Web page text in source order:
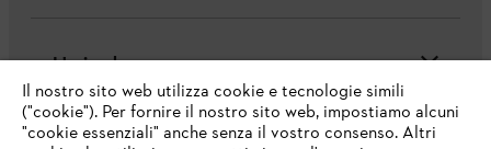
L'azienda
Il nostro sito web utilizza cookie e tecnologie simili
("cookie"). Per fornire il nostro sito web, impostiamo alcuni
"cookie essenziali" anche senza il vostro consenso. Altri